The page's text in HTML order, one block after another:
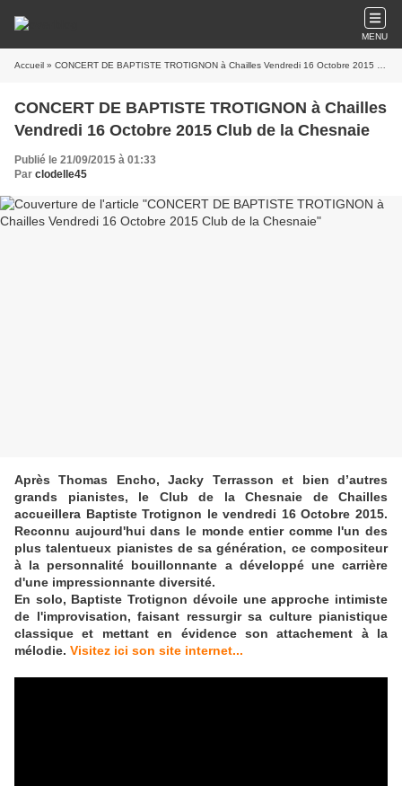
MENU
Accueil » CONCERT DE BAPTISTE TROTIGNON à Chailles Vendredi 16 Octobre 2015 Club de la Chesnaie
CONCERT DE BAPTISTE TROTIGNON à Chailles
Vendredi 16 Octobre 2015 Club de la Chesnaie
Publié le 21/09/2015 à 01:33
Par clodelle45
Après Thomas Encho, Jacky Terrasson et bien d’autres
grands pianistes, le Club de la Chesnaie de Chailles
accueillera Baptiste Trotignon le vendredi 16 Octobre 2015.
Reconnu aujourd'hui dans le monde entier comme l'un des
plus talentueux pianistes de sa génération, ce compositeur
à la personnalité bouillonnante a développé une carrière
d'une impressionnante diversité.
En solo, Baptiste Trotignon dévoile une approche intimiste
de l'improvisation, faisant ressurgir sa culture pianistique
classique et mettant en évidence son attachement à la
mélodie. Visitez ici son site internet...